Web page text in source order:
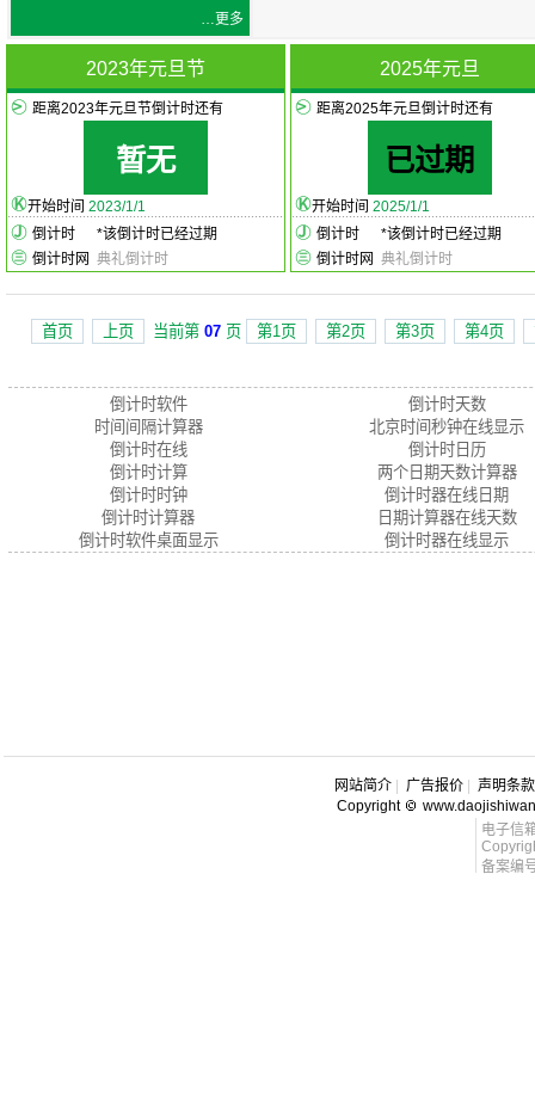
…更多
2023年元旦节
距离2023年元旦节倒计时还有
暂无
开始时间 2023/1/1
倒计时
*该倒计时已经过期
倒计时网 典礼倒计时
2025年元旦
距离2025年元旦倒计时还有
已过期
开始时间 2025/1/1
倒计时
*该倒计时已经过期
倒计时网 典礼倒计时
首页 上页 当前第 07 页 第1页 第2页 第3页 第4页
倒计时软件
时间间隔计算器
倒计时在线
倒计时计算
倒计时时钟
倒计时计算器
倒计时软件桌面显示
倒计时天数
北京时间秒钟在线显示
倒计时日历
两个日期天数计算器
倒计时器在线日期
日期计算器在线天数
倒计时器在线显示
网站简介 广告报价
声明条款
Copyright
电子信
备案编